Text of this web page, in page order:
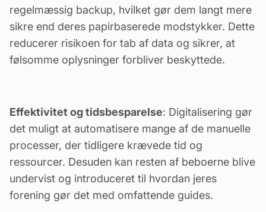
regelmæssig backup, hvilket gør dem langt mere
sikre end deres papirbaserede modstykker. Dette
reducerer risikoen for tab af data og sikrer, at
følsomme oplysninger forbliver beskyttede.
Effektivitet og tidsbesparelse: Digitalisering gør
det muligt at automatisere mange af de manuelle
processer, der tidligere krævede tid og
ressourcer. Desuden kan resten af beboerne blive
undervist og introduceret til hvordan jeres
forening gør det med omfattende guides.